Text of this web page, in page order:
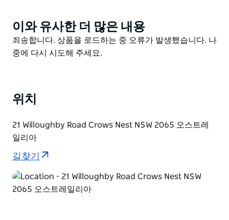
Product
List
이와 유사한 더 많은 내용
Product
List
죄송합니다. 상품을 로드하는 중 오류가 발생했습니다. 나
중에 다시 시도해 주세요.
위치
21 Willoughby Road Crows Nest NSW 2065 오스트레
일리아
길찾기